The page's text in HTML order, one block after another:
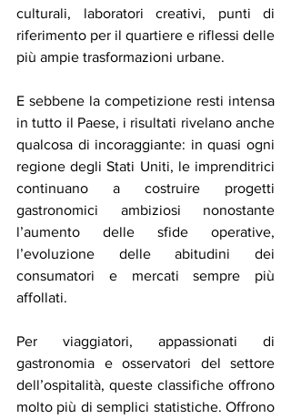
culturali, laboratori creativi, punti di
riferimento per il quartiere e riflessi delle
più ampie trasformazioni urbane.
E sebbene la competizione resti intensa
in tutto il Paese, i risultati rivelano anche
qualcosa di incoraggiante: in quasi ogni
regione degli Stati Uniti, le imprenditrici
continuano a costruire progetti
gastronomici ambiziosi nonostante
l’aumento delle sfide operative,
l’evoluzione delle abitudini dei
consumatori e mercati sempre più
affollati.
Per viaggiatori, appassionati di
gastronomia e osservatori del settore
dell’ospitalità, queste classifiche offrono
molto più di semplici statistiche. Offrono